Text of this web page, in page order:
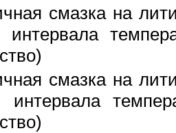
смазка на
смазка на